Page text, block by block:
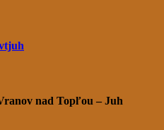
nad Topľou – Juh